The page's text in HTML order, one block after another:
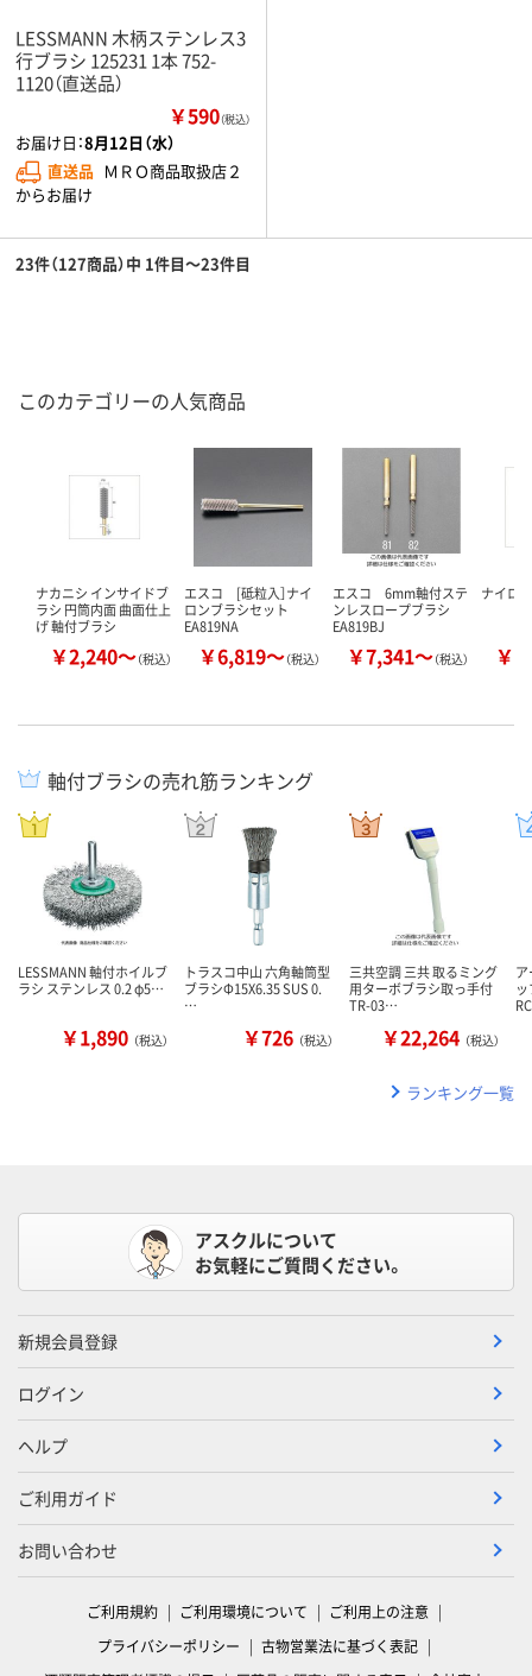
LESSMANN 木柄ステンレス3
行ブラシ 125231 1本 752-
1120（直送品）
￥590（税込）
お届け日：8月12日（水）
直送品 ＭＲＯ商品取扱店２
からお届け
23件（127商品）中 1件目～23件目
このカテゴリーの人気商品
ナカニシ インサイドブ
ラシ 円筒内面 曲面仕上
げ 軸付ブラシ
￥2,240～（税込）
エスコ [砥粒入］ナイ
ロンブラシセット
EA819NA
￥6,819～（税込）
エスコ 6mm軸付ステ
ンレスロープブラシ
EA819BJ
￥7,341～（税込）
ナイロ
￥
軸付ブラシの売れ筋ランキング
LESSMANN 軸付ホイルブ
ラシ ステンレス 0.2 φ5…
￥1,890 （税込）
トラスコ中山 六角軸筒型
ブラシΦ15X6.35 SUS 0.
…
￥726 （税込）
三共空調 三共 取るミング
用ターボブラシ取っ手付
TR-03…
￥22,264 （税込）
ランキング一覧
アスクルについて
お気軽にご質問ください。
新規会員登録
ログイン
ヘルプ
ご利用ガイド
お問い合わせ
ご利用規約 ご利用環境について
ご利用上の注意
プライバシーポリシー
古物営業法に基づく表記